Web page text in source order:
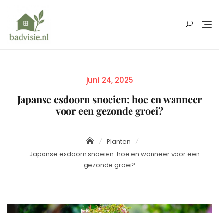
content
Posted
juni 24, 2025
Japanse esdoorn snoeien: hoe en wanneer
voor een gezonde groei?
Planten
Japanse esdoorn snoeien: hoe en wanneer voor een
gezonde groei?